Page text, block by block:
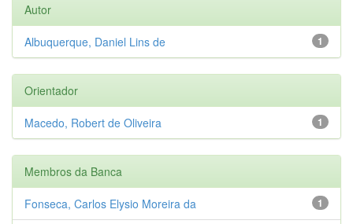
Autor
1
Albuquerque, Daniel Lins de
Orientador
1
Macedo, Robert de Oliveira
Membros da Banca
1
Fonseca, Carlos Elysio Moreira da